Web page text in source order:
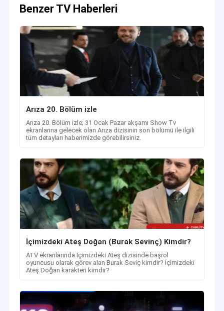
Benzer TV Haberleri
Arıza 20. Bölüm izle
Arıza 20. Bölüm izle; 31 Ocak Pazar akşamı Show Tv
ekranlarına gelecek olan Arıza dizisinin son bölümü ile ilgili
tüm detayları haberimizde görebilirsiniz.
İçimizdeki Ateş Doğan (Burak Sevinç) Kimdir?
ATV ekranlarında İçimizdeki Ateş dizisinde başrol
oyuncusu olarak görev alan Burak Seviç kimdir? İçimizdeki
Ateş Doğan karakteri kimdir?